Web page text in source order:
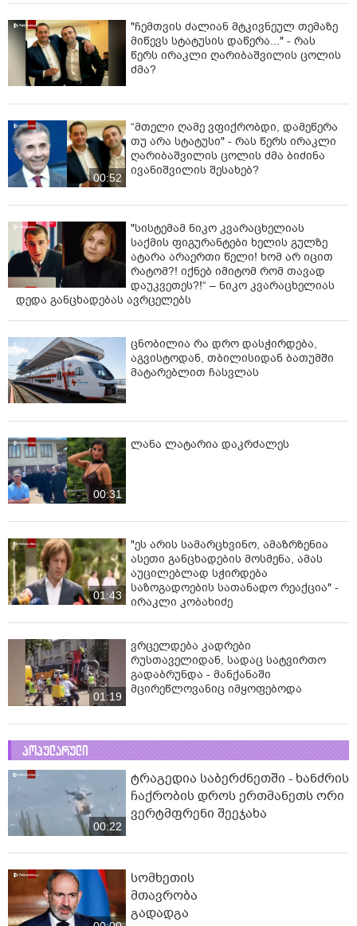
"ჩემთვის ძალიან მტკივნეულ თემაზე
მიწევს სტატუსის დაწერა..." - რას
წერს ირაკლი ღარიბაშვილის ცოლის
ძმა?
00:52
“მთელი ღამე ვფიქრობდი, დამეწერა
თუ არა სტატუსი" - რას წერს ირაკლი
ღარიბაშვილის ცოლის ძმა ბიძინა
ივანიშვილის შესახებ?
"სისტემამ ნიკო კვარაცხელიას
საქმის ფიგურანტები ხელის გულზე
ატარა არაერთი წელი! ხომ არ იცით
რატომ?! იქნებ იმიტომ რომ თავად
დაუკვეთეს?!“ – ნიკო კვარაცხელიას
დედა განცხადებას ავრცელებს
ცნობილია რა დრო დასჭირდება,
აგვისტოდან, თბილისიდან ბათუმში
მატარებლით ჩასვლას
00:31
ლანა ლატარია დაკრძალეს
01:43
"ეს არის სამარცხვინო, ამაზრზენია
ასეთი განცხადების მოსმენა, ამას
აუცილებლად სჭირდება
საზოგადოების სათანადო რეაქცია" -
ირაკლი კობახიძე
01:19
ვრცელდება კადრები
რუსთაველიდან, სადაც სატვირთო
გადაბრუნდა - მანქანაში
მცირეწლოვანიც იმყოფებოდა
პოპულარული
00:22
ტრაგედია საბერძნეთში - ხანძრის
ჩაქრობის დროს ერთმანეთს ორი
ვერტმფრენი შეეჯახა
სომხეთის
მთავრობა
გადადგა